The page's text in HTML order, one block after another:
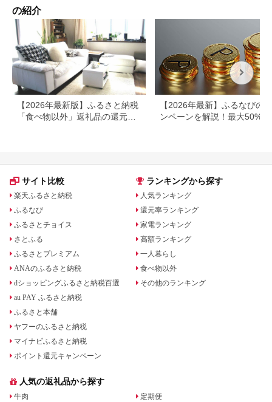
の紹介
【2026年最新版】ふるさと納税
「食べ物以外」返礼品の還元率
【2026年最新】ふるなびの
ンペーンを解説！最大50%還
サイト比較
楽天ふるさと納税
ふるなび
ふるさとチョイス
さとふる
ふるさとプレミアム
ANAのふるさと納税
dショッピングふるさと納税百選
au PAY ふるさと納税
ふるさと本舗
ヤフーのふるさと納税
マイナビふるさと納税
ポイント還元キャンペーン
ランキングから探す
人気ランキング
還元率ランキング
家電ランキング
高額ランキング
一人暮らし
食べ物以外
その他のランキング
人気の返礼品から探す
牛肉
定期便